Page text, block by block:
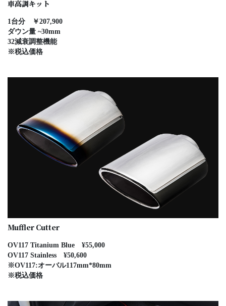
車高調キット
1台分 ￥207,900
ダウン量 ~30mm
32減衰調整機能
※税込価格
Muffler Cutter
OV117 Titanium Blue ¥55,000
OV117 Stainless ¥50,600
※OV117:オーバル117mm*80mm
※税込価格